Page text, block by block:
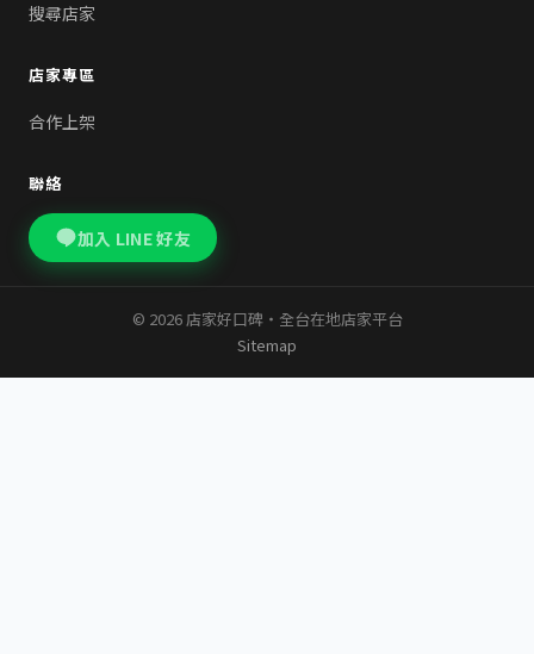
搜尋店家
店家專區
合作上架
聯絡
加入 LINE 好友
© 2026 店家好口碑・全台在地店家平台
Sitemap